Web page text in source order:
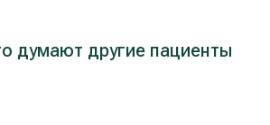
думают другие пациенты